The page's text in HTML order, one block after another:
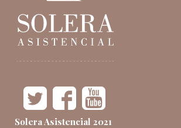
Solera Asistencial 2021